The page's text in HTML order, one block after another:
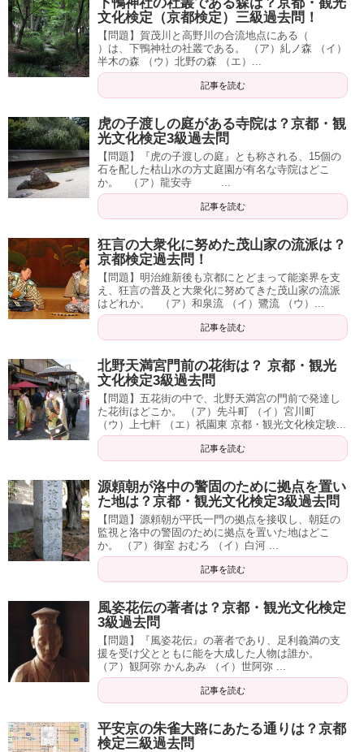
文化検定（京都検定）三級過去問！
【問題】賀茂川と高野川の合流地点にある（
）は、下鴨神社の社叢である。 （ア）糺ノ森 （イ）
半木の森 （ウ）北野の森 （エ）...
記事を読む
虎の子渡しの庭がある寺院は？京都・観
光文化検定3級過去問
【問題】『虎の子渡しの庭』とも称される、15個の
石を配した枯山水の方丈庭園が有名な寺院はどこ
か。 （ア）龍安寺 ...
記事を読む
狂言の大衆化に努めた茂山家の流派は？
京都検定過去問！
【問題】明治維新後も京都にとどまって能楽界を支
え、狂言の普及と大衆化に努めてきた茂山家の流派
はどれか。 （ア）和泉流 （イ）鷺流 （ウ）...
記事を読む
北野天満宮門前の花街は？ 京都・観光
文化検定3級過去問
【問題】五花街の中で、北野天満宮の門前で発達し
た花街はどこか。 （ア）先斗町 （イ）宮川町
（ウ）上七軒 （エ）祇園東 京都・観光文化検定験...
記事を読む
源頼朝が洛中の警固のために拠点を置い
た地は？京都・観光文化検定3級過去問
【問題】源頼朝が平氏一門の拠点を接収し、朝廷の
監視と洛中の警固のために拠点を置いた地はどこ
か。 （ア）御室 おむろ （イ）白河 ...
記事を読む
風姿花伝の著者は？京都・観光文化検定
3級過去問
【問題】『風姿花伝』の著者であり、足利義満の支
援を受け父とともに能を大成した人物は誰か。
（ア）観阿弥 かんあみ （イ）世阿弥 ...
記事を読む
平安京の朱雀大路にあたる通りは？京都
検定三級過去問